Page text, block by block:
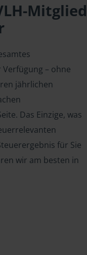
Mitglied
Verfügung – ohne
jährlichen
Das Einzige, was
für Sie
wir am besten in